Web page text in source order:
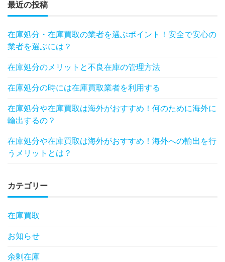
最近の投稿
在庫処分・在庫買取の業者を選ぶポイント！安全で安心の
業者を選ぶには？
在庫処分のメリットと不良在庫の管理方法
在庫処分の時には在庫買取業者を利用する
在庫処分や在庫買取は海外がおすすめ！何のために海外に
輸出するの？
在庫処分や在庫買取は海外がおすすめ！海外への輸出を行
うメリットとは？
カテゴリー
在庫買取
お知らせ
余剰在庫